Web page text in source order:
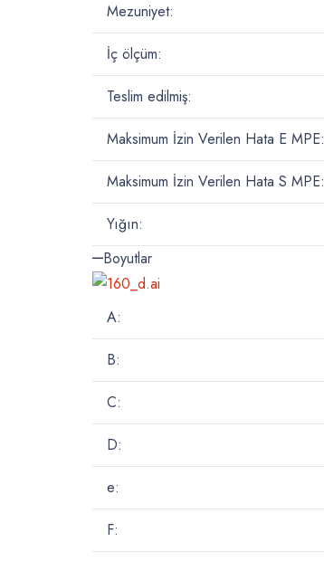
Mezuniyet:
İç ölçüm:
Teslim edilmiş:
Maksimum İzin Verilen Hata E MPE:
Maksimum İzin Verilen Hata S MPE:
Yığın:
Boyutlar
A:
B:
C:
D:
e:
F: